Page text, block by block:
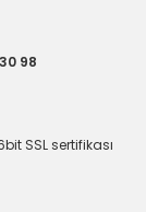
98
SSL sertifikası